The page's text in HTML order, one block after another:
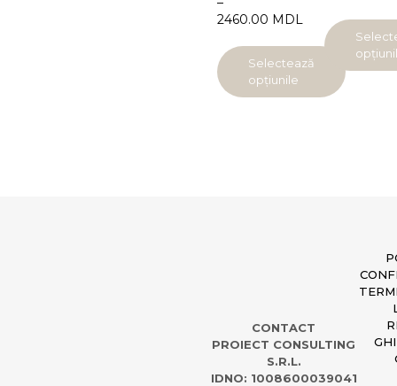
2460.00 MDL
Selectează
opțiunile
CONTACT
PROIECT CONSULTING
S.R.L.
IDNO: 1008600039041